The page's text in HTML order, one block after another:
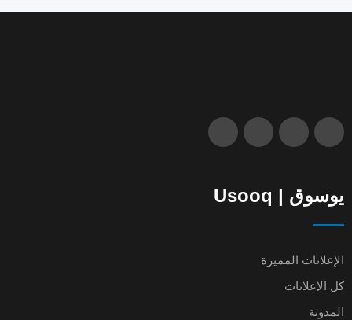
يوسوق | Usooq
الإعلانات المميزة
كل الإعلانات
المدونة